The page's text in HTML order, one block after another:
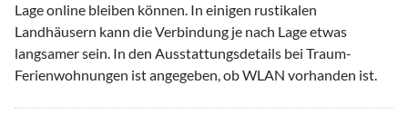
Lage online bleiben können. In einigen rustikalen
Landhäusern kann die Verbindung je nach Lage etwas
langsamer sein. In den Ausstattungsdetails bei Traum-
Ferienwohnungen ist angegeben, ob WLAN vorhanden ist.